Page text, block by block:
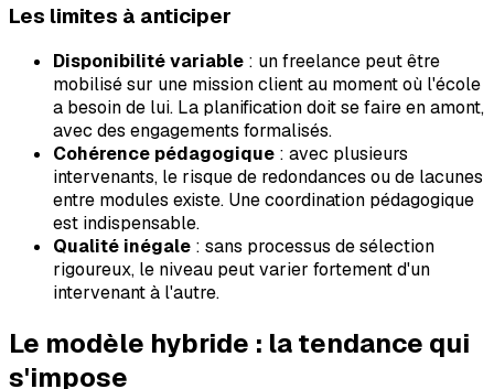
Les limites à anticiper
Disponibilité variable : un freelance peut être
mobilisé sur une mission client au moment où l'école
a besoin de lui. La planification doit se faire en amont,
avec des engagements formalisés.
Cohérence pédagogique : avec plusieurs
intervenants, le risque de redondances ou de lacunes
entre modules existe. Une coordination pédagogique
est indispensable.
Qualité inégale : sans processus de sélection
rigoureux, le niveau peut varier fortement d'un
intervenant à l'autre.
Le modèle hybride : la tendance qui
s'impose